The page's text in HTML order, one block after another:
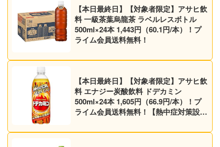
【本日最終日】【対象者限定】アサヒ飲
料 一級茶葉烏龍茶 ラベルレスボトル
500ml×24本 1,443円（60.1円/本）！プ
ライム会員送料無料！
【本日最終日】【対象者限定】アサヒ飲
料 エナジー炭酸飲料 ドデカミン
500ml×24本 1,605円（66.9円/本）！プ
ライム会員送料無料！【熱中症対策設